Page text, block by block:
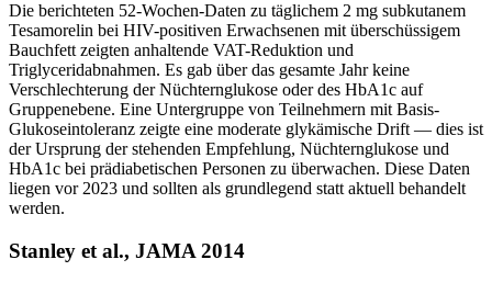
Die berichteten 52-Wochen-Daten zu täglichem 2 mg subkutanem
Tesamorelin bei HIV-positiven Erwachsenen mit überschüssigem
Bauchfett zeigten anhaltende VAT-Reduktion und
Triglyceridabnahmen. Es gab über das gesamte Jahr keine
Verschlechterung der Nüchternglukose oder des HbA1c auf
Gruppenebene. Eine Untergruppe von Teilnehmern mit Basis-
Glukoseintoleranz zeigte eine moderate glykämische Drift — dies ist
der Ursprung der stehenden Empfehlung, Nüchternglukose und
HbA1c bei prädiabetischen Personen zu überwachen. Diese Daten
liegen vor 2023 und sollten als grundlegend statt aktuell behandelt
werden.
Stanley et al., JAMA 2014